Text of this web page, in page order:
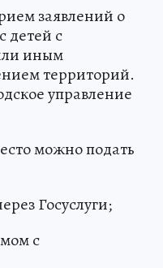
заявлений о
детей с
иным
территорий.
управление
можно подать
Госуслуги;
с